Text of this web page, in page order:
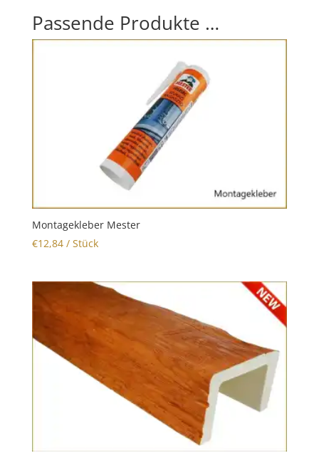
Passende Produkte …
Montagekleber Mester
€12,84/ Stück